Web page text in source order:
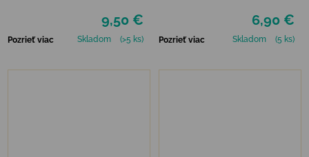
9,50 €
Pozrieť viac Skladom (>5 ks)
6,90 €
Pozrieť viac Skladom (5 ks)